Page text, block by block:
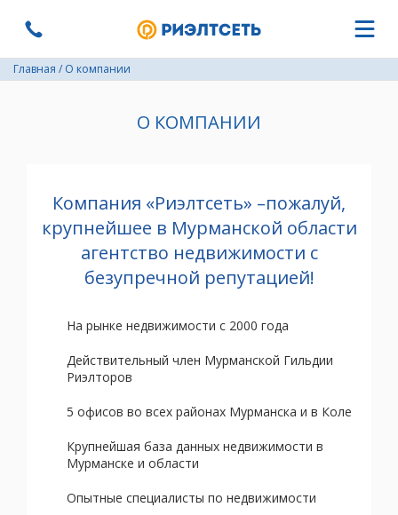
Главная / О компании
О КОМПАНИИ
Компания «Риэлтсеть» –пожалуй,
крупнейшее в Мурманской области
агентство недвижимости с
безупречной репутацией!
На рынке недвижимости с 2000 года
Действительный член Мурманской Гильдии
Риэлторов
5 офисов во всех районах Мурманска и в Коле
Крупнейшая база данных недвижимости в
Мурманске и области
Опытные специалисты по недвижимости